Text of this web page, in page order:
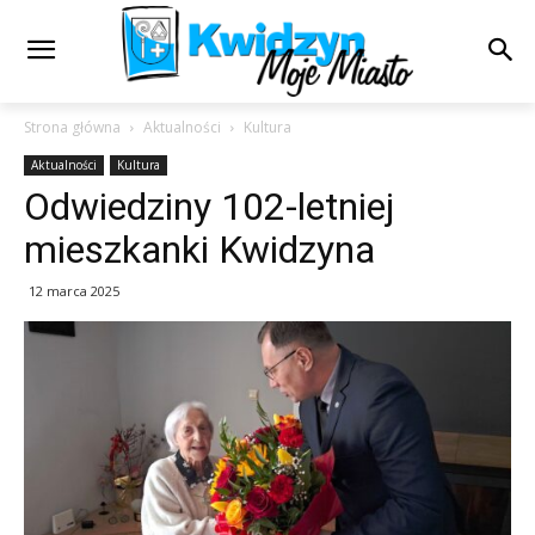
Strona główna Aktualności Kultura
Aktualności Kultura
Odwiedziny 102-letniej
mieszkanki Kwidzyna
12 marca 2025